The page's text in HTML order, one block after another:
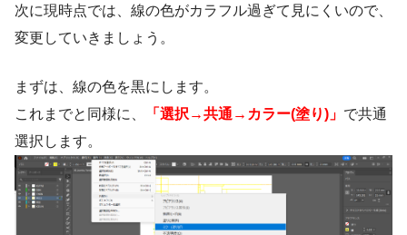
次に現時点では、線の色がカラフル過ぎて見にくいので、
変更していきましょう。
まずは、線の色を黒にします。
これまでと同様に、
「選択→共通→カラー(塗り)」 で共通
選択します。